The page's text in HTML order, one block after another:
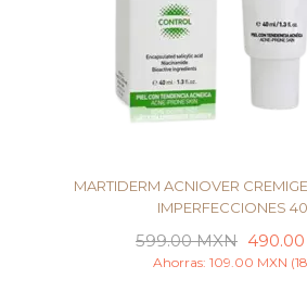
LEER MÁS
MARTIDERM ACNIOVER
IMPERFECCIONES
599.00MXN 490.00
Ahorras: 109.00 MXN